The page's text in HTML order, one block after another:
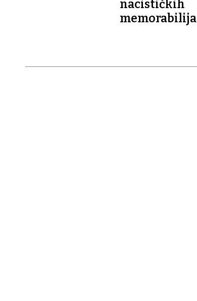
nacističkih
memorabilija